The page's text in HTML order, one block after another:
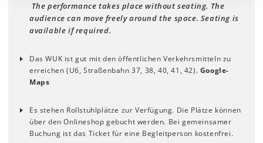
The performance takes place without seating. The
audience can move freely around the space. Seating is
available if required.
Das WUK ist gut mit den öffentlichen Verkehrsmitteln zu
erreichen (U6, Straßenbahn 37, 38, 40, 41, 42). Google-
Maps
Es stehen Rollstuhlplätze zur Verfügung. Die Plätze können
über den Onlineshop gebucht werden. Bei gemeinsamer
Buchung ist das Ticket für eine Begleitperson kostenfrei.